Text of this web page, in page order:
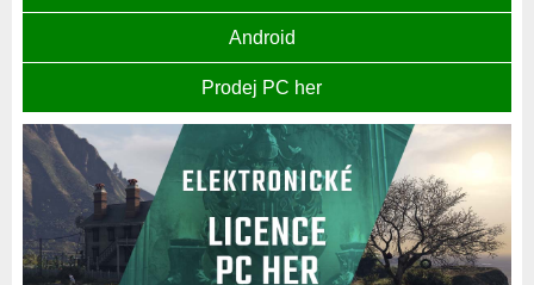
Android
Prodej PC her